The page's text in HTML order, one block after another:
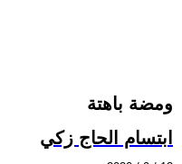
ومضة باهتة
ابتسام الحاج زكي